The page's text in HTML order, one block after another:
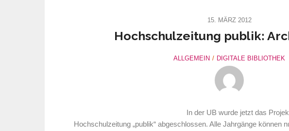
15. MÄRZ 2012
Hochschulzeitung publik:
ALLGEMEIN DIGITALE BIBLIOTHEK
In der UB wurde jetzt das
Hochschulzeitung „publik“ abgeschlossen. Alle Jahrgänge können